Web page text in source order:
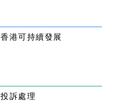
香港可持續發展
投訴處理